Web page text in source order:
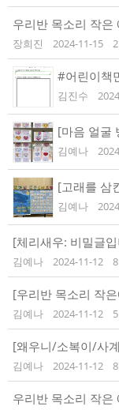
우리반 목소리 작은
장희진 2024-11-15 2
#어린이책
김진수
[마음 얼굴
김예나
[고래를 삼
김예나
[체리새우: 비밀글
김예나 2024-11-12 8
[우리반 목소리 작
김예나 2024-11-12 5
[왜우니/소복이/사
김예나 2024-11-12 8
우리반 목소리 작은